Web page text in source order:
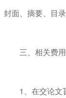
封面、摘要、目
三、相关费用
1、在交论文